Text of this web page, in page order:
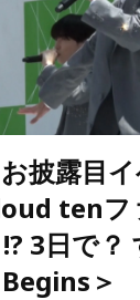
披露目
tenフ
3日で？
＞